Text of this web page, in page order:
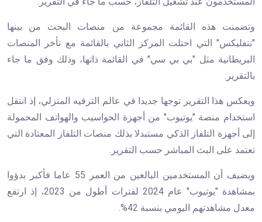
وتضمنت هذه القائمة مجموعة من منصات البحث من بينها
"نتفليكس" التي احتلت المركز الثاني بالقائمة مع تأخر المنصات
البريطانية مثل "بي بي سي" في القائمة ذاتها، وذلك وفق ما جاء
بالتقرير.
ويعكس هذا التقرير توجها جديدا في عالم الترفيه المنزلي، إذ انتقل
استخدام منصة "يوتيوب" من أجهزة الحواسيب والهواتف المحمولة
إلى أجهزة التلفاز الذكي مستبدلا بذلك منصات التلفاز المعتادة التي
تعتمد على البث المباشر حسب التقرير.
ويضيف أن المستخدمين البالغين من العمر 55 عاما فأكبر بدؤوا
بمشاهدة "يوتيوب" عام 2024 لفترات أطول من 2023، إذ ارتفع
معدل مشاهدتهم اليومي بنسبة 42%.